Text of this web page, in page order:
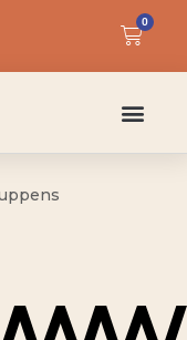
0